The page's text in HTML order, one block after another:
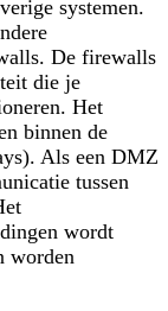
systemen.
De firewalls
die je
Het
binnen de
Als een DMZ
tussen
wordt
worden